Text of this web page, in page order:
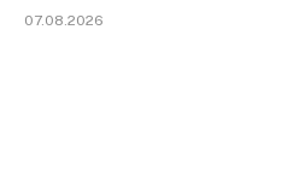
07.08.2026